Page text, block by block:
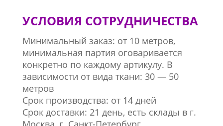
УСЛОВИЯ СОТРУДНИЧЕСТВА
Минимальный заказ: от 10 метров,
минимальная партия оговаривается
конкретно по каждому артикулу. В
зависимости от вида ткани: 30 — 50
метров
Срок производства: от 14 дней
Срок доставки: 21 день, есть склады в г.